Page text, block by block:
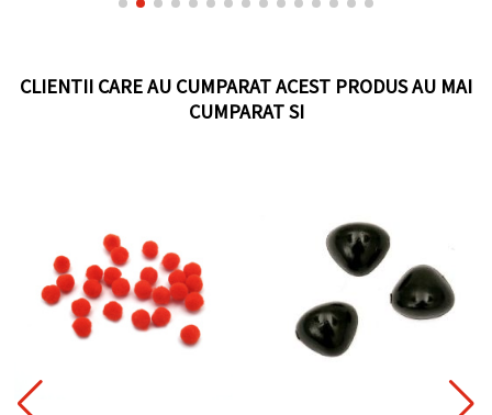
CLIENTII CARE AU CUMPARAT ACEST PRODUS AU MAI
CUMPARAT SI
PRODUSE TOP